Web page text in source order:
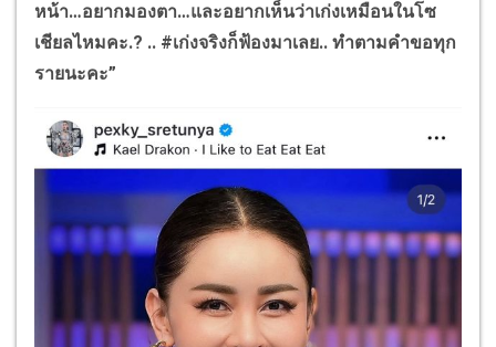
หน้า…อยากมองตา…และอยากเห็นว่าเก่งเหมือนในโซ
เชียลไหมคะ.? .. #เก่งจริงก็ฟ้องมาเลย.. ทำตามคำขอทุก
รายนะคะ”